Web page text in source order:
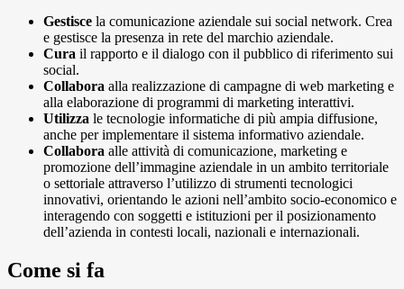
Gestisce la comunicazione aziendale sui social network. Crea
e gestisce la presenza in rete del marchio aziendale.
Cura il rapporto e il dialogo con il pubblico di riferimento sui
social.
Collabora alla realizzazione di campagne di web marketing e
alla elaborazione di programmi di marketing interattivi.
Utilizza le tecnologie informatiche di più ampia diffusione,
anche per implementare il sistema informativo aziendale.
Collabora alle attività di comunicazione, marketing e
promozione dell’immagine aziendale in un ambito territoriale
o settoriale attraverso l’utilizzo di strumenti tecnologici
innovativi, orientando le azioni nell’ambito socio-economico e
interagendo con soggetti e istituzioni per il posizionamento
dell’azienda in contesti locali, nazionali e internazionali.
Come si fa